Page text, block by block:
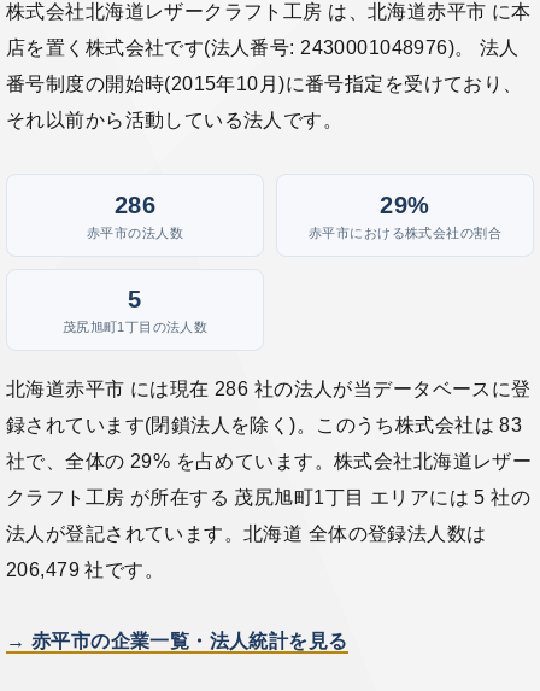
株式会社北海道レザークラフト工房 は、北海道赤平市 に本
店を置く株式会社です(法人番号: 2430001048976)。 法人
番号制度の開始時(2015年10月)に番号指定を受けており、
それ以前から活動している法人です。
286
赤平市の法人数
29%
赤平市における株式会社の割合
5
茂尻旭町1丁目の法人数
北海道赤平市 には現在 286 社の法人が当データベースに登
録されています(閉鎖法人を除く)。このうち株式会社は 83
社で、全体の 29% を占めています。株式会社北海道レザー
クラフト工房 が所在する 茂尻旭町1丁目 エリアには 5 社の
法人が登記されています。北海道 全体の登録法人数は
206,479 社です。
→ 赤平市の企業一覧・法人統計を見る